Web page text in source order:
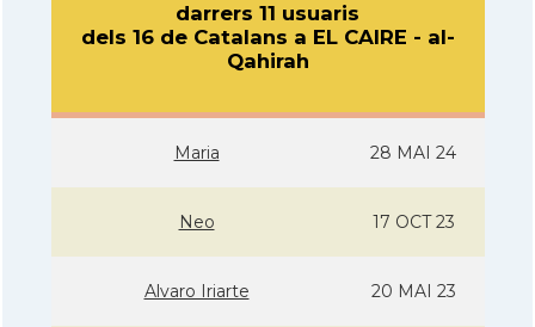
darrers 11 usuaris
dels 16 de Catalans a EL CAIRE - al-
Qahirah
Maria 28 MAI 24
Neo 17 OCT 23
Alvaro Iriarte 20 MAI 23